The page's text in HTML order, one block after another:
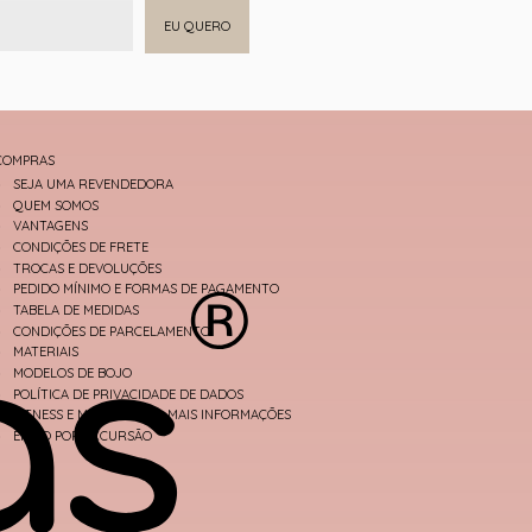
EU QUERO
SEJA UMA REVENDEDORA
QUEM SOMOS
VANTAGENS
CONDIÇÕES DE FRETE
TROCAS E DEVOLUÇÕES
PEDIDO MÍNIMO E FORMAS DE PAGAMENTO
TABELA DE MEDIDAS
CONDIÇÕES DE PARCELAMENTO
MATERIAIS
MODELOS DE BOJO
POLÍTICA DE PRIVACIDADE DE DADOS
FITNESS E MODA PRAIA - MAIS INFORMAÇÕES
ENVIO POR EXCURSÃO